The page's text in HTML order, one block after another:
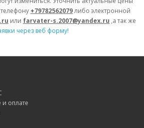
+79782562079либо электронной
или farvater-s.2007@yandex.ru ,а так же
через веб форму!
оплате